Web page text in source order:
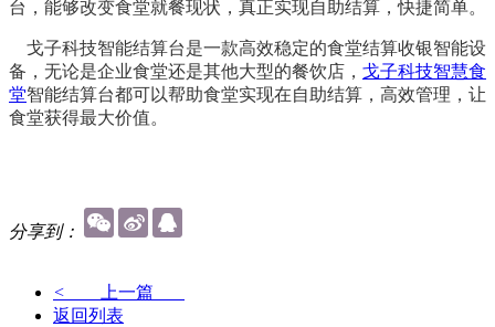
台，能够改变食堂就餐现状，真正实现自助结算，快捷简单。
戈子科技智能结算台是一款高效稳定的食堂结算收银智能设
备，无论是企业食堂还是其他大型的餐饮店， 戈子科技智慧食
堂智能结算台都可以帮助食堂实现在自助结算，高效管理，让
食堂获得最大价值。
分享到：
< 上一篇
返回列表